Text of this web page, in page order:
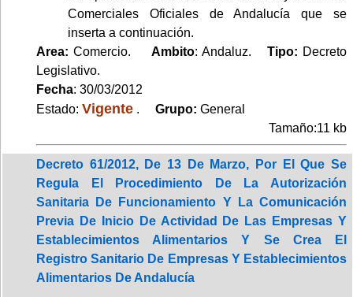
Comerciales Oficiales de Andalucía que se
inserta a continuación.
Area: Comercio. Ambito: Andaluz. Tipo: Decreto
Legislativo.
Fecha: 30/03/2012
Estado: Vigente . Grupo: General
Tamaño:11 kb
Decreto 61/2012, De 13 De Marzo, Por El Que Se
Regula El Procedimiento De La Autorización
Sanitaria De Funcionamiento Y La Comunicación
Previa De Inicio De Actividad De Las Empresas Y
Establecimientos Alimentarios Y Se Crea El
Registro Sanitario De Empresas Y Establecimientos
Alimentarios De Andalucía